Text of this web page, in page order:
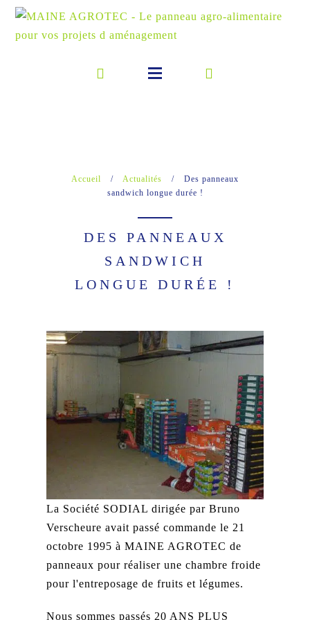
Accueil / Actualités /
Des panneaux
sandwich longue durée !
DES PANNEAUX
SANDWICH
LONGUE DURÉE !
La Société SODIAL dirigée par Bruno
Verscheure avait passé commande le 21
octobre 1995 à MAINE AGROTEC de
panneaux pour réaliser une chambre froide
pour l'entreposage de fruits et légumes.
Nous sommes passés 20 ANS PLUS